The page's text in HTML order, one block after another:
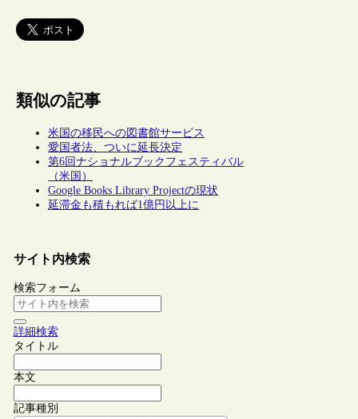
類似の記事
米国の移民への図書館サービス
愛国者法、ついに延長決定
第6回ナショナルブックフェスティバル
（米国）
Google Books Library Projectの現状
延滞金も積もれば1億円以上に
サイト内検索
検索フォーム
詳細検索
タイトル
本文
記事種別